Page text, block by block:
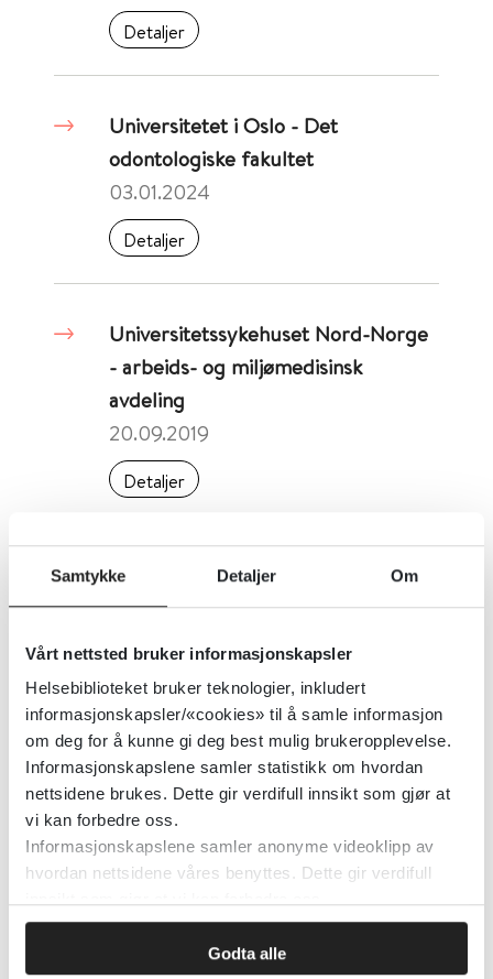
Samtykke Detaljer Om
Vårt nettsted bruker informasjonskapsler
Helsebiblioteket bruker teknologier, inkludert
informasjonskapsler/«cookies» til å samle informasjon
om deg for å kunne gi deg best mulig brukeropplevelse.
Informasjonskapslene samler statistikk om hvordan
nettsidene brukes. Dette gir verdifull innsikt som gjør at
vi kan forbedre oss.
Informasjonskapslene samler anonyme videoklipp av
hvordan nettsidene våres benyttes. Dette gir verdifull
Godta alle
Detaljer
Universitetet i Oslo - Det
odontologiske fakultet
03.01.2024
Detaljer
Universitetssykehuset Nord-Norge
- arbeids- og miljømedisinsk
avdeling
20.09.2019
Detaljer
Universitets- og høyskoleloven
24.02.2016
Detaljer
UNS - Ullanlinna narkolepsi-skala
08.08.2025
Detaljer
Uppsala Monitoring Centre